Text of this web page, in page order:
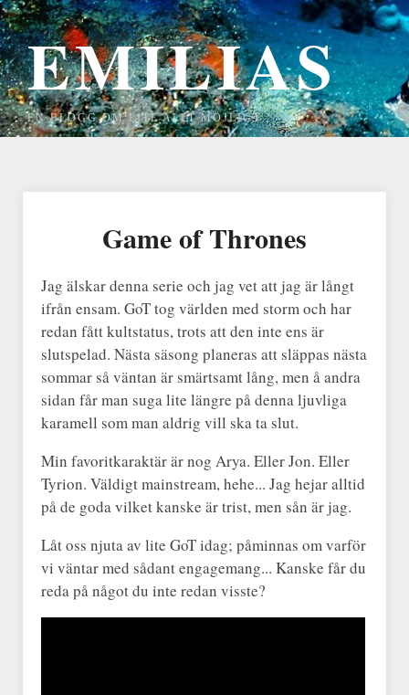
EMILIAS
EN BLOGG OM LITE ALLT MÖJLIGT
Game of Thrones
Jag älskar denna serie och jag vet att jag är långt
ifrån ensam. GoT tog världen med storm och har
redan fått kultstatus, trots att den inte ens är
slutspelad. Nästa säsong planeras att släppas nästa
sommar så väntan är smärtsamt lång, men å andra
sidan får man suga lite längre på denna ljuvliga
karamell som man aldrig vill ska ta slut.
Min favoritkaraktär är nog Arya. Eller Jon. Eller
Tyrion. Väldigt mainstream, hehe... Jag hejar alltid
på de goda vilket kanske är trist, men sån är jag.
Låt oss njuta av lite GoT idag; påminnas om varför
vi väntar med sådant engagemang... Kanske får du
reda på något du inte redan visste?